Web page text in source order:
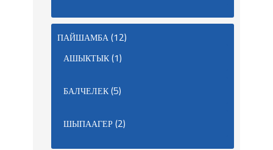
ПАЙШАМБА(12)
АШЫКТЫК(1)
БАЛЧЕЛЕК(5)
ШЫПААГЕР(2)